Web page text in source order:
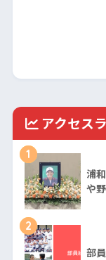
アクセス
1
浦
や
2
部